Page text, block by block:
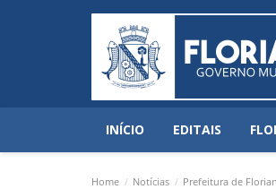
INÍCIO EDITAIS
Home Notícias Prefeitura de